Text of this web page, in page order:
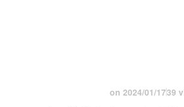
on 2024/01/1739